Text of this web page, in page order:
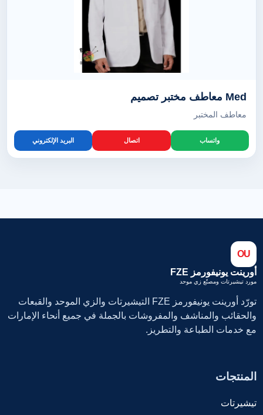
Med معاطف مختبر تصميم
معاطف المختبر
واتساب اتصال البريد الإلكتروني
OU
أورينت يونيفورمز FZE
مورد تيشيرتات ومصنّع زي موحد
تورّد أورينت يونيفورمز FZE التيشيرتات والزي الموحد والقبعات
والحقائب والمناشف والمفروشات بالجملة في جميع أنحاء الإمارات
مع خدمات الطباعة والتطريز.
المنتجات
تيشيرتات